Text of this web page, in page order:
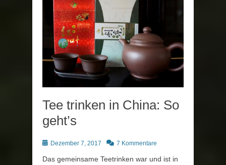
Tee trinken in China: So
geht’s
PostedDezember 7, 2017 7 Kommentare
Das gemeinsame Teetrinken war und ist in